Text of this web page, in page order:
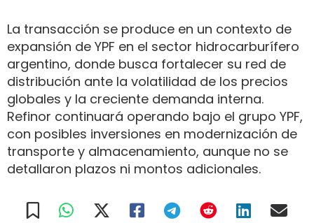
La transacción se produce en un contexto de
expansión de YPF en el sector hidrocarburífero
argentino, donde busca fortalecer su red de
distribución ante la volatilidad de los precios
globales y la creciente demanda interna.
Refinor continuará operando bajo el grupo YPF,
con posibles inversiones en modernización de
transporte y almacenamiento, aunque no se
detallaron plazos ni montos adicionales.